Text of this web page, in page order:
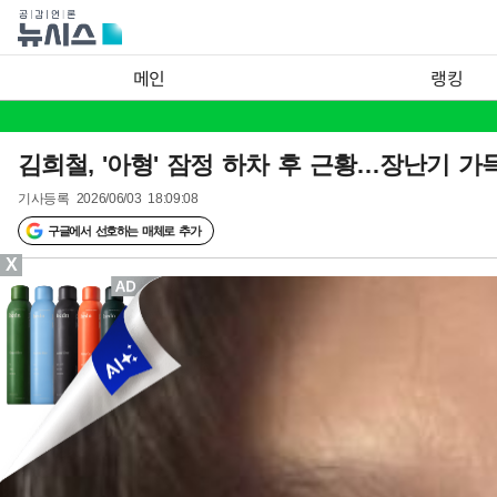
메인 랭킹
김희철, '아형' 잠정 하차 후 근황…장난기 가
기사등록 2026/06/03 18:09:08
구글에서 선호하는 매체로 추가
X